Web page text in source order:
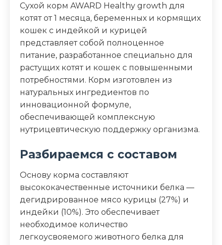
Аналитический состав
Сырой белок 34%, сырой жир 20%, влага
8%, сырая зола 7%, сырая клетчатка 2,5%,
кальций 1,3%, фосфор 1%, таурин 0,22%,
L-карнитин 150 мг/кг, омега-3 0,4%,
омега-6 3,16%
Дополнительные ингредиенты
таурин, L-карнитин, омега-3, омега-6,
пробиотики
Пищевая ценность
Белок (%)
Жир (%) 20
Клетчатка (%)
Сухой корм AWARD Healthy growth для
котят от 1 месяца, беременных и кормящих
кошек с индейкой и курицей
представляет собой полноценное
питание, разработанное специально для
растущих котят и кошек с повышенными
потребностями. Корм изготовлен из
натуральных ингредиентов по
инновационной формуле,
обеспечивающей комплексную
нутрицевтическую поддержку организма.
Разбираемся с составом
Основу корма составляют
высококачественные источники белка —
дегидрированное мясо курицы (27%) и
индейки (10%). Это обеспечивает
необходимое количество
легкоусвояемого животного белка для